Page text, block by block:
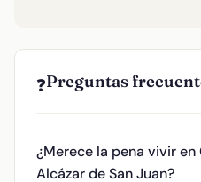
❓Preguntas
¿Merece la pena vivir en
Alcázar de San Juan?